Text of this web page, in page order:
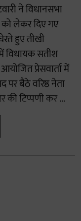
ने विधानसभा
को लेकर दिए गए
हुए तीखी
में विधायक सतीश
प्रेसवार्ता में
बैठे वरिष्ठ नेता
की टिप्पणी कर ...